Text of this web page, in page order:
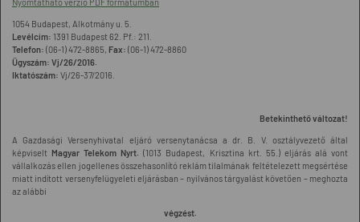
1054 Budapest, Alkotmány u. 5.
Levélcím: 1391 Budapest 62. Pf.: 211.
Telefon: (06-1) 472-8865, Fax: (06-1) 472-8860
Ügyszám: Vj/26/2016.
Iktatószám: Vj/26-37/2016.
Betekinthető változat!
A Gazdasági Versenyhivatal eljáró versenytanácsa a dr. B. V. osztályvezető által
képviselt Magyar Telekom Nyrt. (1013 Budapest, Krisztina krt. 55.) eljárás alá vont
vállalkozás ellen jogellenes összehasonlító reklám tilalmának feltételezett megsértése
miatt indított versenyfelügyeleti eljárásban – nyilvános tárgyalást követően – meghozta
az alábbi
végzést.